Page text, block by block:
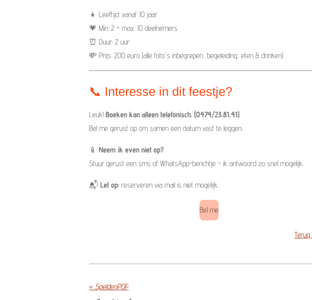
👧 Leeftijd: vanaf 10 jaar
💗 Min. 2 – max. 10 deelnemers
⏰ Duur: 2 uur
💸 Prijs: 200 euro (alle foto's inbegrepen, begeleiding, eten & drinken)
📞 Interesse in dit feestje?
Leuk! Boeken kan alleen telefonisch. (0474/23.81.41)
Bel me gerust op om samen een datum vast te leggen.
📱 Neem ik even niet op?
Stuur gerust een sms of WhatsApp-berichtje – ik antwoord zo snel mogelijk.
📬 Let op: reserveren via mail is niet mogelijk.
Bel me
« SpeldenPOP